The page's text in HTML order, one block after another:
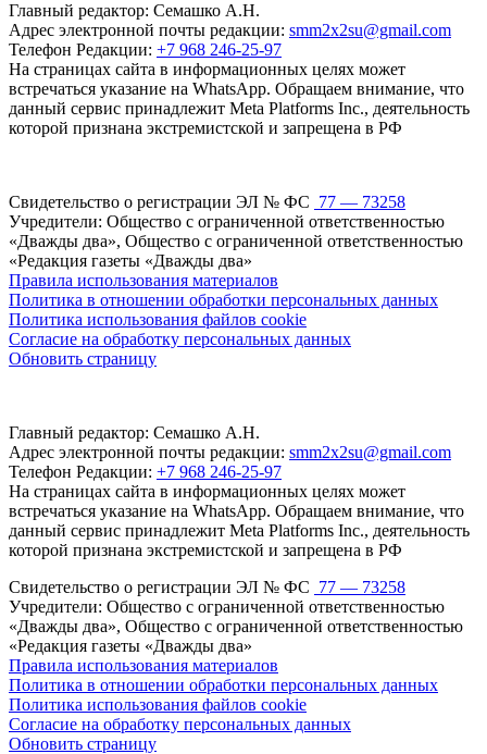
Главный редактор: Семашко А.Н.
Адрес электронной почты редакции: smm2x2su@gmail.com
Телефон Редакции: +7 968 246-25-97
На страницах сайта в информационных целях может
встречаться указание на WhatsApp. Обращаем внимание, что
данный сервис принадлежит Meta Platforms Inc., деятельность
которой признана экстремистской и запрещена в РФ
Свидетельство о регистрации ЭЛ № ФС 77 — 73258
Учредители: Общество с ограниченной ответственностью
«Дважды два», Общество с ограниченной ответственностью
«Редакция газеты «Дважды два»
Правила использования материалов
Политика в отношении обработки персональных данных
Политика использования файлов cookie
Согласие на обработку персональных данных
Обновить страницу
Главный редактор: Семашко А.Н.
Адрес электронной почты редакции: smm2x2su@gmail.com
Телефон Редакции: +7 968 246-25-97
На страницах сайта в информационных целях может
встречаться указание на WhatsApp. Обращаем внимание, что
данный сервис принадлежит Meta Platforms Inc., деятельность
которой признана экстремистской и запрещена в РФ
Свидетельство о регистрации ЭЛ № ФС 77 — 73258
Учредители: Общество с ограниченной ответственностью
«Дважды два», Общество с ограниченной ответственностью
«Редакция газеты «Дважды два»
Правила использования материалов
Политика в отношении обработки персональных данных
Политика использования файлов cookie
Согласие на обработку персональных данных
Обновить страницу